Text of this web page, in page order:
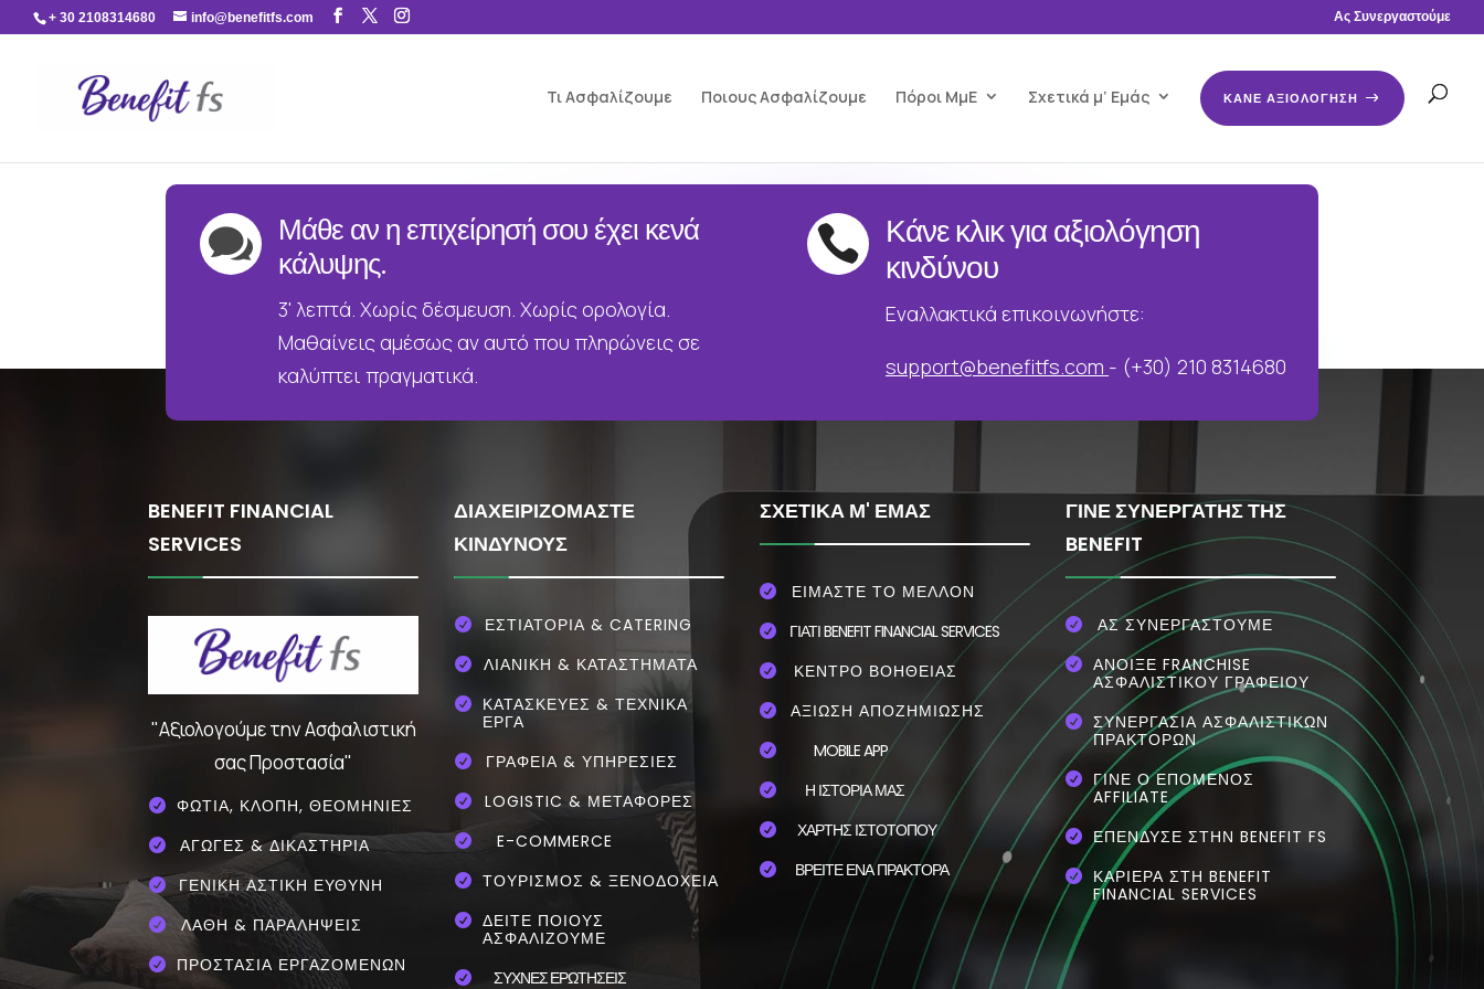
+ 30 2108314680 info@benefitfs.com Ας Συνεργαστούμε
Τι Ασφαλίζουμε Ποιους Ασφαλίζουμε Πόροι ΜμΕ Σχετικά μ’ Εμάς ΚΑΝΕ ΑΞΙΟΛΟΓΗΣΗ

Μάθε αν η επιχείρησή σου έχει κενά
κάλυψης.
3' λεπτά. Χωρίς δέσμευση. Χωρίς ορολογία.
Μαθαίνεις αμέσως αν αυτό που πληρώνεις σε
καλύπτει πραγματικά.

Κάνε κλικ για αξιολόγηση
κινδύνου
Εναλλακτικά επικοινωνήστε:
support@benefitfs.com - (+30) 210 8314680
BENEFIT FINANCIAL
SERVICES
"Αξιολογούμε την Ασφαλιστική
σας Προστασία"
 ΦΩΤΙΑ, ΚΛΟΠΗ, ΘΕΟΜΗΝΙΕΣ
 ΑΓΩΓΕΣ & ΔΙΚΑΣΤΗΡΙΑ
 ΓΕΝΙΚΗ ΑΣΤΙΚΗ ΕΥΘΥΝΗ
 ΛΑΘΗ & ΠΑΡΑΛΗΨΕΙΣ
 ΠΡΟΣΤΑΣΙΑ ΕΡΓΑΖΟΜΕΝΩΝ
ΔΙΑΧΕΙΡΙΖΟΜΑΣΤΕ
ΚΙΝΔΥΝΟΥΣ
 ΕΣΤΙΑΤΌΡΙΑ & CATERING
 ΛΙΑΝΙΚΗ & ΚΑΤΑΣΤΗΜΑΤΑ

ΚΑΤΑΣΚΕΥΕΣ & ΤΕΧΝΙΚΑ
ΕΡΓΑ
 ΓΡΑΦΕΙΑ & ΥΠΗΡΕΣΙΕΣ
 LOGISTIC & ΜΕΤΑΦΟΡΕΣ
 E-COMMERCE
 ΤΟΥΡΙΣΜΟΣ & ΞΕΝΟΔΟΧΕΙΑ

ΔΕΙΤΕ ΠΟΙΟΥΣ
ΑΣΦΑΛΙΖΟΥΜΕ
 ΣΥΧΝΕΣ ΕΡΩΤΗΣΕΙΣ
ΣΧΕΤΙΚΑ Μ' ΕΜΑΣ
 ΕΙΜΑΣΤΕ ΤΟ ΜΕΛΛΟΝ
 ΓΙΑΤΙ BENEFIT FINANCIAL SERVICES
 ΚΕΝΤΡΟ ΒΟΗΘΕΙΑΣ
 ΑΞΙΩΣΗ ΑΠΟΖΗΜΙΩΣΗΣ
 MOBILE APP
 Η ΙΣΤΟΡΙΑ ΜΑΣ
 ΧΑΡΤΗΣ ΙΣΤΟΤΟΠΟΥ
 ΒΡΕΙΤΕ ΕΝΑ ΠΡΑΚΤΟΡΑ
ΓΙΝΕ ΣΥΝΕΡΓΑΤΗΣ ΤΗΣ
BENEFIT
 ΑΣ ΣΥΝΕΡΓΑΣΤΟΥΜΕ

ΆΝΟΙΞΕ FRANCHISE
ΑΣΦΑΛΙΣΤΙΚΟΎ ΓΡΑΦΕΊΟΥ

ΣΥΝΕΡΓΑΣΊΑ ΑΣΦΑΛΙΣΤΙΚΏΝ
ΠΡΑΚΤΌΡΩΝ

ΓΊΝΕ Ο ΕΠΌΜΕΝΟΣ
AFFILIATE
 ΕΠΈΝΔΥΣΕ ΣΤΗΝ BENEFIT FS

ΚΑΡΙΕΡΑ ΣΤΗ BENEFIT
FINANCIAL SERVICES